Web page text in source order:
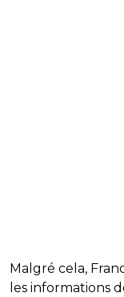
Malgré cela,
les informations